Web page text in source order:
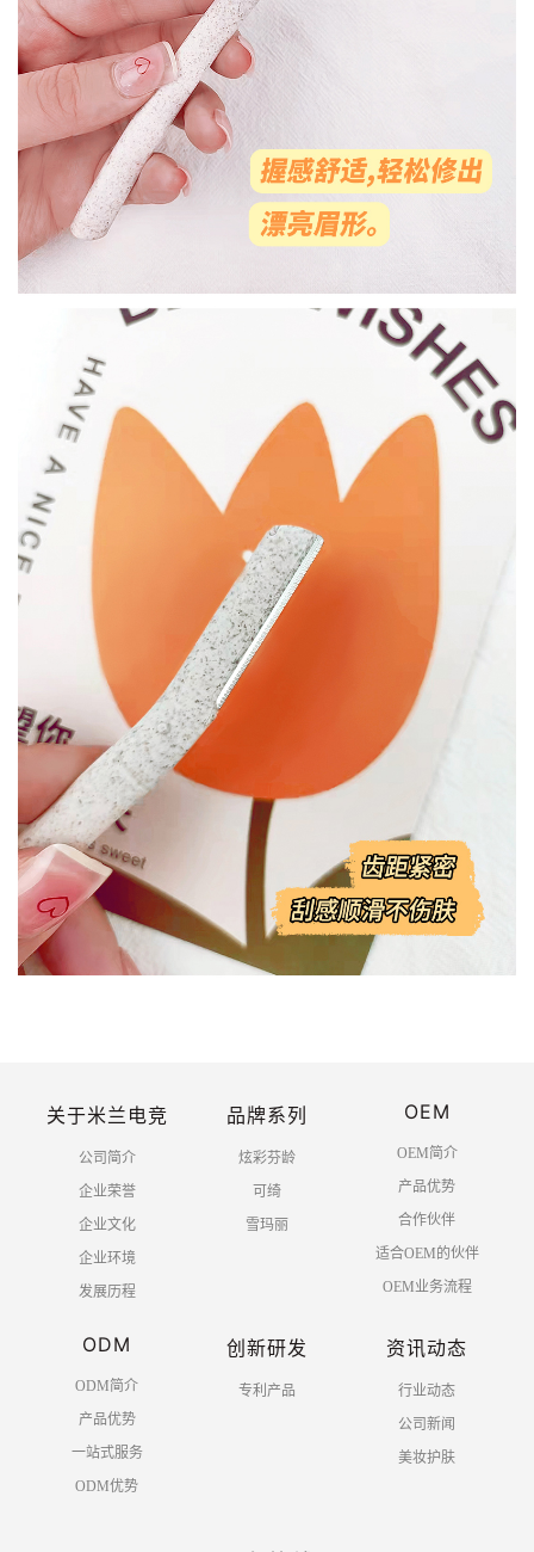
关于米兰电竞
公司简介
企业荣誉
企业文化
企业环境
发展历程
品牌系列
炫彩芬龄
可绮
雪玛丽
OEM
OEM简介
产品优势
合作伙伴
适合OEM的伙伴
OEM业务流程
ODM
ODM简介
产品优势
一站式服务
ODM优势
创新研发
专利产品
资讯动态
行业动态
公司新闻
美妆护肤